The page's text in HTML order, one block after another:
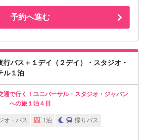
予約へ進む
行バス＋１デイ（２デイ）・スタジオ・
ル１泊
通で行く！ユニバーサル・スタジオ・ジャパン
への旅１泊４日
オ・パス 1泊 帰りバス